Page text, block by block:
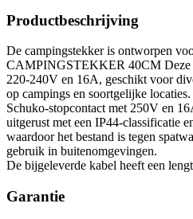
Productbeschrijving
De campingstekker is ontworpen
CAMPINGSTEKKER 40CM Deze
220-240V en 16A, geschikt voor
op campings en soortgelijke
Schuko-stopcontact met 250V en
uitgerust met een IP44-classificatie
waardoor het bestand is tegen
gebruik in buitenomgevingen.
De bijgeleverde kabel heeft een
Garantie